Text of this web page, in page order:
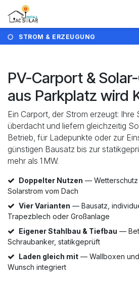
Zum Inhalt springen
STROM & ERZEUGUNG
PV-Carport &
aus Parkplatz wird
Ein Carport, der Strom erzeugt: Ihre
überdacht und liefern gleichzeitig
Betrieb, für Ladepunkte oder zur
günstigen Bausatz bis zur
mehr als 1 MW.
Doppelter Nutzen — Wetterschutz
Solarstrom vom Dach
Vier Varianten — Bausatz,
Trapezblech oder Großanlage
Eigener Stahlbau & Tiefbau —
Schraubanker, statikgeprüft
Laden gleich mit — Wallboxen
Wunsch integriert